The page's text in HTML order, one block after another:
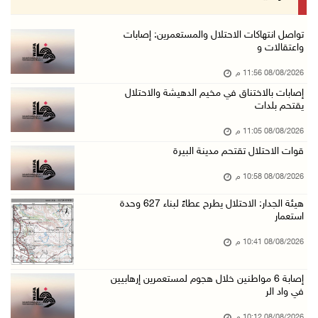
مستعمرون يهاجمون قرية أبو فلاح
مستعمرون يقتحمون بلدة بيت عور التحتا وقرية جل ...
08/آب/2026 06:39 م
الجامعة العربية الأمريكية تختتم فعاليات تخريج ...
08/آب/2026 05:52 م
تواصل انتهاكات الاحتلال والمستعمرين: إصابات
واعتقالات و
08/08/2026 11:56 م
إصابات بالاختناق في مخيم الدهيشة والاحتلال
يقتحم بلدات
08/08/2026 11:05 م
قوات الاحتلال تقتحم مدينة البيرة
08/08/2026 10:58 م
هيئة الجدار: الاحتلال يطرح عطاءً لبناء 627 وحدة
استعمار
08/08/2026 10:41 م
إصابة 6 مواطنين خلال هجوم لمستعمرين إرهابيين
في واد الر